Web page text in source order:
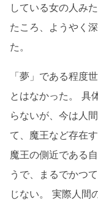
している女の人み
たころ、ようやく
た。
「夢」である程度
とはなかった。 具
らないが、今は人
て、魔王など存在
魔王の側近である
うで、まるでかつ
じない。 実際人間